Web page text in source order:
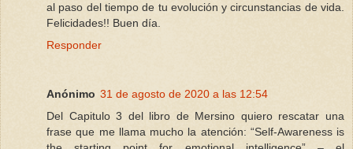
al paso del tiempo de tu evolución y circunstancias de vida.
Felicidades!! Buen día.
Responder
Anónimo 31 de agosto de 2020 a las 12:54
Del Capitulo 3 del libro de Mersino quiero rescatar una
frase que me llama mucho la atención: “Self-Awareness is